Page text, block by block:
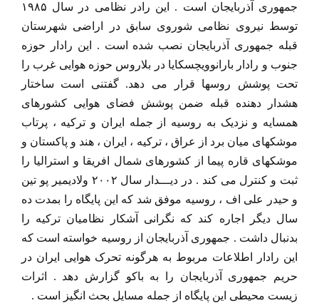
جمهوری آذربایجان است . این رادر نظامی در سال ۱۹۸۵
توسط نیروی نظامی شوروی سابق در اراضی شهرستان
قبله جمهوری آذربایجان نصب شده است . این رادار حوزه
جنوب و رادار بارانوویچسکایا در بلاروس حوزه هوایی غرب را
تحت پوشش روسها قرار می دهد. گفتنی است ساختار
هشدار دهنده قبله ضمن پوشش فضای هوایی کشورهای
همسایه و نزدیک به روسیه از جمله ایران و ترکیه ، پرتاب
موشکهای میان برد از عراق ، ترکیه ، ایران ، هند و پاکستان و
موشکهای قاره پیما از کشورهای شمال افریقا و استرالیا را
ثبت و کنترل می کند . در دیـــدار سال ۲۰۰۲ ولادیمیر پو تین
و حیدر علی اف ، روسیه موفق شد که این پایگاه را بمدت ده
سال دیگر اجاره کند که نگرانی آشکار نظامیان ترکیه را
بدنبال داشت . جمهوری آذربایجان از روسیه خواسته است که
این رادار اطلاعات مربوط به هرگونه تحرک هوایی ایران در
حریم جمهوری آذربایجان را به باکو گزارش دهد . اثرات
زیست محیطی این پایگاه از جمله مسایل بحث انگیز است .